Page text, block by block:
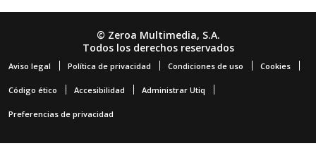
© Zeroa Multimedia, S.A.
Todos los derechos reservados
Aviso legal Política de privacidad Condiciones de uso Cookies
Código ético Accesibilidad Administrar Utiq
Preferencias de privacidad